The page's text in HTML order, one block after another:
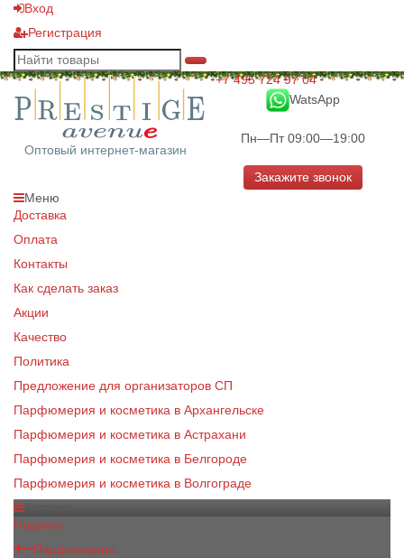
Вход
Регистрация
Оптовый интернет-магазин
+7 495 724 97 04
WatsApp
Пн—Пт 09:00—19:00
Закажите звонок
Меню
Доставка
Оплата
Контакты
Как сделать заказ
Акции
Качество
Политика
Предложение для организаторов СП
Парфюмерия и косметика в Архангельске
Парфюмерия и косметика в Астрахани
Парфюмерия и косметика в Белгороде
Парфюмерия и косметика в Волгограде
Новинки
Парфюмерия